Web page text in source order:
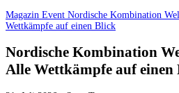
Magazin Event Nordische Kombination
Wettkämpfe auf einen Blick
Nordische Kombination
Alle Wettkämpfe auf einen